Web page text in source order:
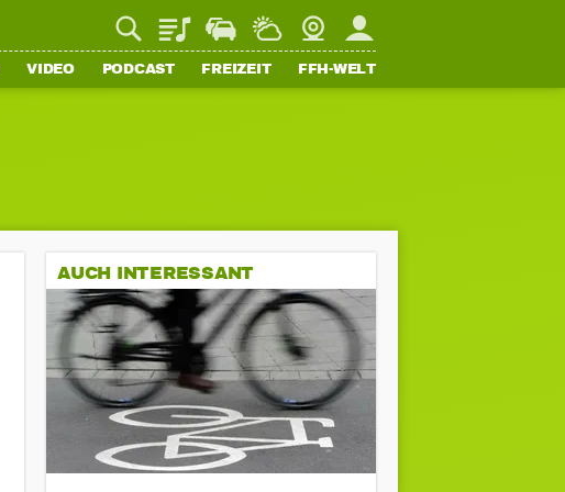
PlaylistStaupilotWetterWebcamMein FFH
VIDEO PODCAST FREIZEIT FFH-WELT
AUCH INTERESSANT